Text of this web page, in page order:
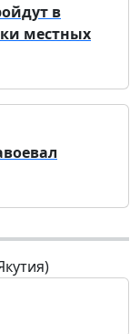
в
местных